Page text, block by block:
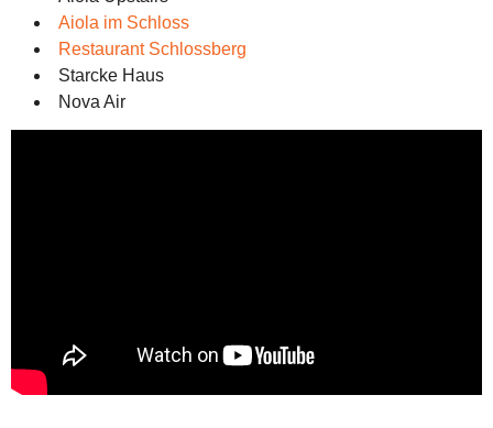
Aiola im Schloss
Restaurant Schlossberg
Starcke Haus
Nova Air